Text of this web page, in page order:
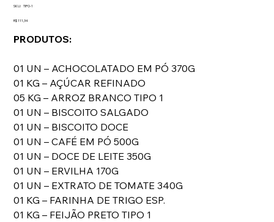
SKU: SKU
1
TIPO-1
Preço
R$ 111,34
PRODUTOS:
01 UN – ACHOCOLATADO EM PÓ 370G
01 KG – AÇÚCAR REFINADO
05 KG – ARROZ BRANCO TIPO 1
01 UN – BISCOITO SALGADO
01 UN – BISCOITO DOCE
01 UN – CAFÉ EM PÓ 500G
01 UN – DOCE DE LEITE 350G
01 UN – ERVILHA 170G
01 UN – EXTRATO DE TOMATE 340G
01 KG – FARINHA DE TRIGO ESP.
01 KG – FEIJÃO PRETO TIPO 1